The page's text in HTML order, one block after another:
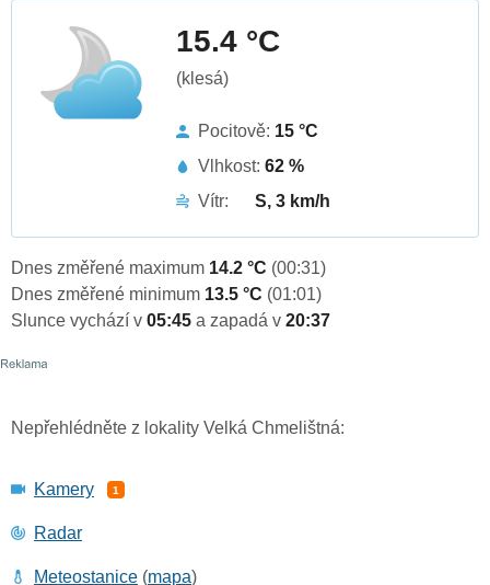
15.4 °C
(klesá)
Pocitově: 15 °C
Vlhkost: 62 %
Vítr:
S, 3 km/h
Dnes změřené maximum 14.2 °C (00:31)
Dnes změřené minimum 13.5 °C (01:01)
Slunce vychází v 05:45 a zapadá v 20:37
Nepřehlédněte z lokality Velká Chmelištná:
Kamery 1
Radar
Meteostanice (mapa)